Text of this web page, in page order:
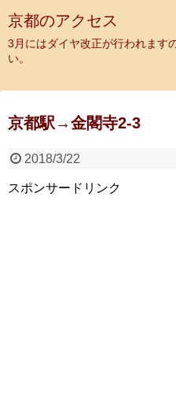
京都のアクセス
3月にはダイヤ改正が行われます
い。
京都駅→金閣寺2-3
2018/3/22
スポンサードリンク